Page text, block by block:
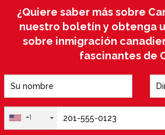
¿Quiere saber más sobre
nuestro boletín y obtenga
sobre inmigración
fascinantes de
+1